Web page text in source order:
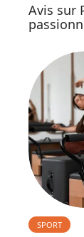
Avis sur
SPORT